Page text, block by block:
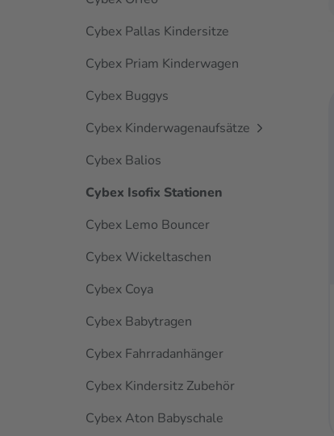
Cybex Pallas Kindersitze
Cybex Priam Kinderwagen
Cybex Buggys
Cybex Kinderwagenaufsätze
Cybex Balios
Cybex Isofix Stationen
Cybex Lemo Bouncer
Cybex Wickeltaschen
Cybex Coya
Cybex Babytragen
Cybex Fahrradanhänger
Cybex Kindersitz Zubehör
Cybex Aton Babyschale